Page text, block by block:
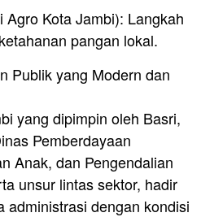
Kota Jambi): Langkah
pangan lokal.
Publik yang Modern dan
yang dipimpin oleh Basri,
Pemberdayaan
Anak, dan Pengendalian
unsur lintas sektor, hadir
administrasi dengan kondisi